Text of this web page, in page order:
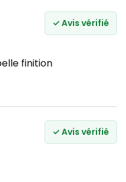
✓ Avis vérifié
finition
✓ Avis vérifié